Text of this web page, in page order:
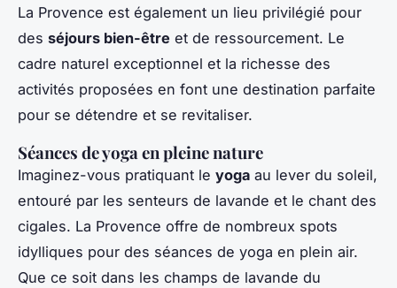
La Provence est également un lieu privilégié pour
des séjours bien-être et de ressourcement. Le
cadre naturel exceptionnel et la richesse des
activités proposées en font une destination parfaite
pour se détendre et se revitaliser.
Séances de yoga en pleine nature
Imaginez-vous pratiquant le yoga au lever du soleil,
entouré par les senteurs de lavande et le chant des
cigales. La Provence offre de nombreux spots
idylliques pour des séances de yoga en plein air.
Que ce soit dans les champs de lavande du